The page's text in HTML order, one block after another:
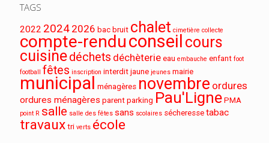
TAGS
2022 2024 2026 bac bruit chalet cimetière collecte
compte-renduconseil cours
cuisinedéchets déchèterie eau embauche enfant foot
football fêtes inscription interdit jaune jeunes mairie
municipal ménagères novembre ordures
ordures ménagères parent parking Pau'Ligne PMA
point R salle salle des fêtes sans scolaires sécheresse tabac
travaux tri verts école